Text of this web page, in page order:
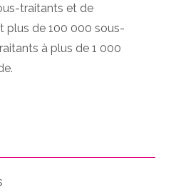
traitants et de
plus de 100 000 sous-
à plus de 1 000